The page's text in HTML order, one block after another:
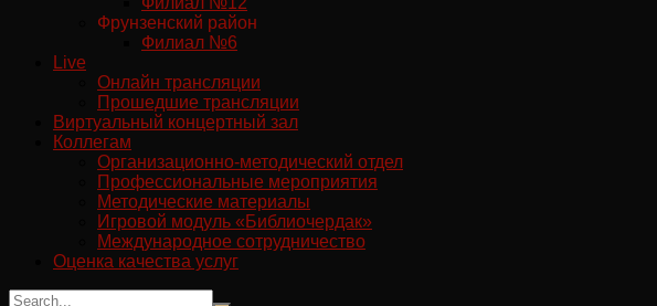
Фрунзенский район
Филиал №6
Live
Онлайн трансляции
Прошедшие трансляции
Виртуальный концертный зал
Коллегам
Организационно-методический отдел
Профессиональные мероприятия
Методические материалы
Игровой модуль «Библиочердак»
Международное сотрудничество
Оценка качества услуг